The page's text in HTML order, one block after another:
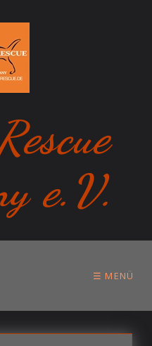
e.V.
☰ MENÜ